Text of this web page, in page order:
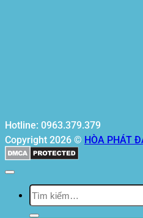
Hotline: 0963.379.379
Copyright 2026 © HÒA PHÁT
Tìm
kiếm: